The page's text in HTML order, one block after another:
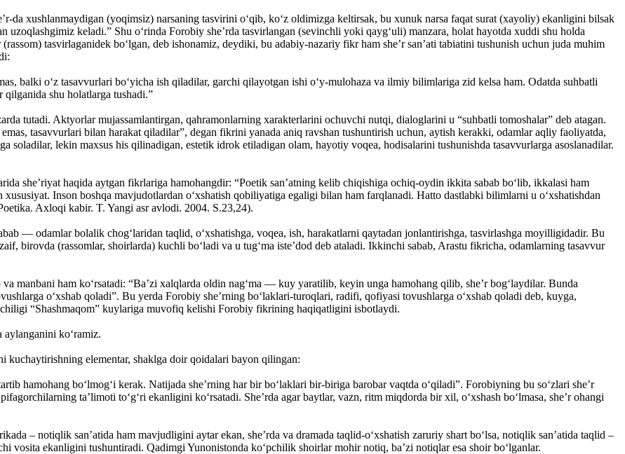
da xushlanmaydigan (yoqimsiz) narsaning tasvirini o‘qib, ko‘z oldimizga keltirsak, bu xunuk narsa faqat surat (xayoliy) ekanligini bilsak
uzoqlashgimiz keladi.” Shu o‘rinda Forobiy she’rda tasvirlangan (sevinchli yoki qayg‘uli) manzara, holat hayotda xuddi shu holda
tasvirlaganidek bo‘lgan, deb ishonamiz, deydiki, bu adabiy-nazariy fikr ham she’r san’ati tabiatini tushunish uchun juda muhim
balki o‘z tasavvurlari bo‘yicha ish qiladilar, garchi qilayotgan ishi o‘y-mulohaza va ilmiy bilimlariga zid kelsa ham. Odatda suhbatli
qilganida shu holatlarga tushadi.”
tutadi. Aktyorlar mujassamlantirgan, qahramonlarning xarakterlarini ochuvchi nutqi, dialoglarini u “suhbatli tomoshalar” deb atagan.
tasavvurlari bilan harakat qiladilar”, degan fikrini yanada aniq ravshan tushuntirish uchun, aytish kerakki, odamlar aqliy faoliyatda,
soladilar, lekin maxsus his qilinadigan, estetik idrok etiladigan olam, hayotiy voqea, hodisalarini tushunishda tasavvurlarga asoslanadilar.
she’riyat haqida aytgan fikrlariga hamohangdir: “Poetik san’atning kelib chiqishiga ochiq-oydin ikkita sabab bo‘lib, ikkalasi ham
Inson boshqa mavjudotlardan o‘xshatish qobiliyatiga egaligi bilan ham farqlanadi. Hatto dastlabki bilimlarni u o‘xshatishdan
Axloqi kabir. T. Yangi asr avlodi. 2004. S.23,24).
— odamlar bolalik chog‘laridan taqlid, o‘xshatishga, voqea, ish, harakatlarni qaytadan jonlantirishga, tasvirlashga moyilligidadir. Bu
birovda (rassomlar, shoirlarda) kuchli bo‘ladi va u tug‘ma iste’dod deb ataladi. Ikkinchi sabab, Arastu fikricha, odamlarning tasavvur
manbani ham ko‘rsatadi: “Ba’zi xalqlarda oldin nag‘ma — kuy yaratilib, keyin unga hamohang qilib, she’r bog‘laydilar. Bunda
o‘xshab qoladi”. Bu yerda Forobiy she’rning bo‘laklari-turoqlari, radifi, qofiyasi tovushlarga o‘xshab qoladi deb, kuyga,
“Shashmaqom” kuylariga muvofiq kelishi Forobiy fikrining haqiqatligini isbotlaydi.
aylanganini ko‘ramiz.
kuchaytirishning elementar, shaklga doir qoidalari bayon qilingan:
hamohang bo‘lmog‘i kerak. Natijada she’rning har bir bo‘laklari bir-biriga barobar vaqtda o‘qiladi”. Forobiyning bu so‘zlari she’r
ta’limoti to‘g‘ri ekanligini ko‘rsatadi. She’rda agar baytlar, vazn, ritm miqdorda bir xil, o‘xshash bo‘lmasa, she’r ohangi
– notiqlik san’atida ham mavjudligini aytar ekan, she’rda va dramada taqlid-o‘xshatish zaruriy shart bo‘lsa, notiqlik san’atida taqlid –
vosita ekanligini tushuntiradi. Qadimgi Yunonistonda ko‘pchilik shoirlar mohir notiq, ba’zi notiqlar esa shoir bo‘lganlar.